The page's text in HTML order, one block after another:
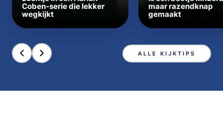
Coben-serie die lekker
wegkijkt
maar razendknap
gemaakt
ALLE KIJKTIPS